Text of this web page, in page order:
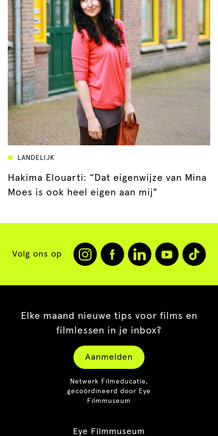
LANDELIJK
Hakima Elouarti: “Dat eigenwijze van Mina
Moes is ook heel eigen aan mij"
Volg ons op
Elke maand nieuwe tips voor films en
filmlessen in je inbox?
Aanmelden
Netwerk Filmeducatie,
gecoördineerd door Eye
Filmmuseum
Eye Filmmuseum